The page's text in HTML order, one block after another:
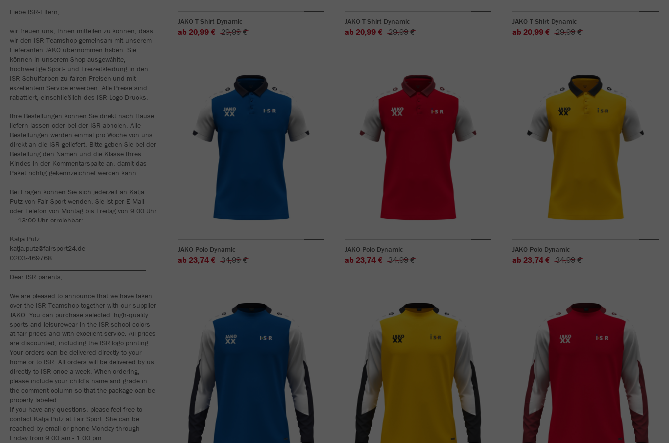
Liebe ISR-Eltern,
wir freuen uns, Ihnen mitteilen zu können, dass
wir den ISR-Teamshop gemeinsam mit unserem
Lieferanten JAKO übernommen haben. Sie
können in unserem Shop ausgewählte,
hochwertige Sport- und Freizeitkleidung in den
ISR-Schulfarben zu fairen Preisen und mit
exzellentem Service erwerben. Alle Preise sind
rabattiert, einschließlich des ISR-Logo-Drucks.
Ihre Bestellungen können Sie direkt nach Hause
liefern lassen oder bei der ISR abholen. Alle
Bestellungen werden einmal pro Woche von uns
direkt an die ISR geliefert. Bitte geben Sie bei der
Bestellung den Namen und die Klasse Ihres
Kindes in der Kommentarspalte an, damit das
Paket richtig gekennzeichnet werden kann.
Bei Fragen können Sie sich jederzeit an Katja
Putz von Fair Sport wenden. Sie ist per E-Mail
oder Telefon von Montag bis Freitag von 9:00 Uhr
- 13:00 Uhr erreichbar:
Katja Putz
katja.putz@fairsport24.de
0203-469768
Dear ISR parents,
We are pleased to announce that we have taken
over the ISR-Teamshop together with our supplier
JAKO. You can purchase selected, high-quality
sports and leisurewear in the ISR school colors
at fair prices and with excellent service. All prices
are discounted, including the ISR logo printing.
Your orders can be delivered directly to your
home or to ISR. All orders will be delivered by us
directly to ISR once a week. When ordering,
please include your child's name and grade in
the comment column so that the package can be
properly labeled.
If you have any questions, please feel free to
contact Katja Putz at Fair Sport. She can be
reached by email or phone Monday through
Friday from 9:00 am - 1:00 pm:
JAKO T-Shirt Dynamic
ab 20,99 € 29,99 €
JAKO T-Shirt Dynamic
ab 20,99 € 29,99 €
JAKO T-Shirt Dynamic
ab 20,99 € 29,99 €
JAKO Polo Dynamic
ab 23,74 € 34,99 €
JAKO Polo Dynamic
ab 23,74 € 34,99 €
JAKO Polo Dynamic
ab 23,74 € 34,99 €